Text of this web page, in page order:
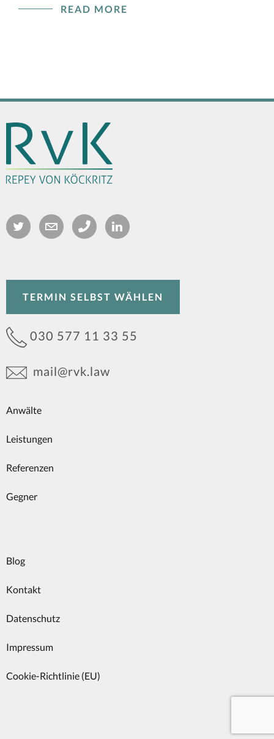
READ MORE
Anwälte
Leistungen
Referenzen
Gegner
Blog
Kontakt
Datenschutz
Impressum
Cookie-Richtlinie (EU)
TERMIN SELBST WÄHLEN
030 577 11 33 55
mail@rvk.law